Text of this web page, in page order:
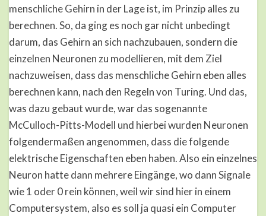
menschliche Gehirn in der Lage ist, im Prinzip alles zu
berechnen. So, da ging es noch gar nicht unbedingt
darum, das Gehirn an sich nachzubauen, sondern die
einzelnen Neuronen zu modellieren, mit dem Ziel
nachzuweisen, dass das menschliche Gehirn eben alles
berechnen kann, nach den Regeln von Turing. Und das,
was dazu gebaut wurde, war das sogenannte
McCulloch-Pitts-Modell und hierbei wurden Neuronen
folgendermaßen angenommen, dass die folgende
elektrische Eigenschaften eben haben. Also ein einzelnes
Neuron hatte dann mehrere Eingänge, wo dann Signale
wie 1 oder 0 rein können, weil wir sind hier in einem
Computersystem, also es soll ja quasi ein Computer